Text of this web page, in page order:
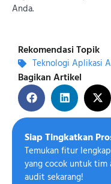
Rekomendasi Topik
Teknologi Aplikasi
Bagikan Artikel
Siap Tingkatkan
Temukan fitur
yang cocok untuk tim
audit sekarang!
Anda.